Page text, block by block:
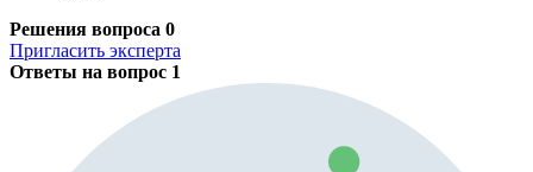
Решения вопроса 0
Пригласить эксперта
Ответы на вопрос 1